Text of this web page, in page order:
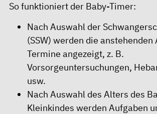
So funktioniert der Baby-Timer:
Nach Auswahl der
(SSW) werden die anstehenden
Termine angezeigt, z. B.
Vorsorgeuntersuchungen,
usw.
Nach Auswahl des Alters des
Kleinkindes werden Aufgaben